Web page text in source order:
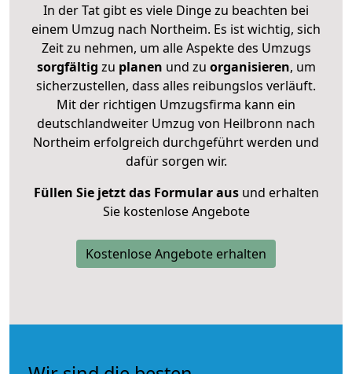
In der Tat gibt es viele Dinge zu beachten bei
einem Umzug nach Northeim. Es ist wichtig, sich
Zeit zu nehmen, um alle Aspekte des Umzugs
sorgfältig zu planen und zu organisieren, um
sicherzustellen, dass alles reibungslos verläuft.
Mit der richtigen Umzugsfirma kann ein
deutschlandweiter Umzug von Heilbronn nach
Northeim erfolgreich durchgeführt werden und
dafür sorgen wir.
Füllen Sie jetzt das Formular ausund erhalten
Sie kostenlose Angebote
Kostenlose Angebote erhalten